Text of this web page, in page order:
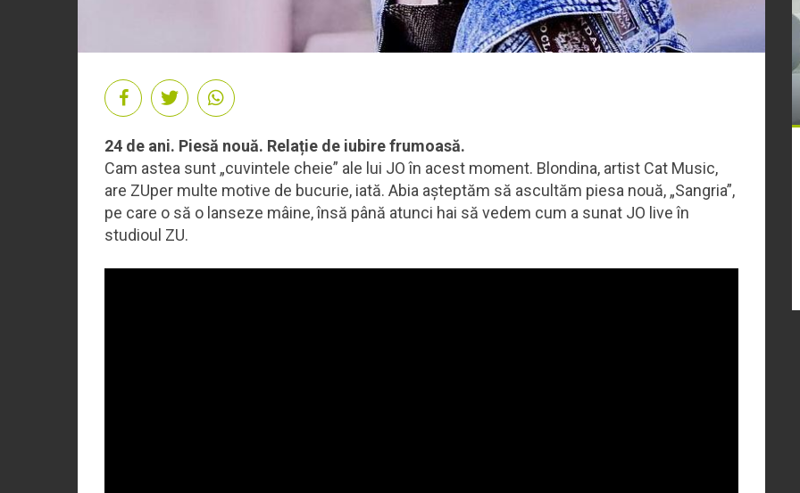
24 de ani. Piesă nouă. Relație de iubire frumoasă.
Cam astea sunt „cuvintele cheie” ale lui JO în acest moment. Blondina, artist Cat Music,
are ZUper multe motive de bucurie, iată. Abia așteptăm să ascultăm piesa nouă, „Sangria”,
pe care o să o lanseze mâine, însă până atunci hai să vedem cum a sunat JO live în
studioul ZU.